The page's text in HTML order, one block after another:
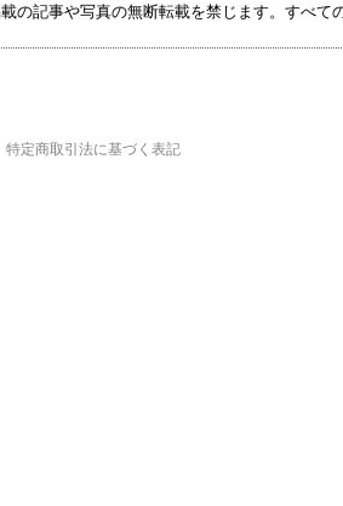
の記事や写真の無断転載を禁じます。すべて
特定商取引法に基づく表記